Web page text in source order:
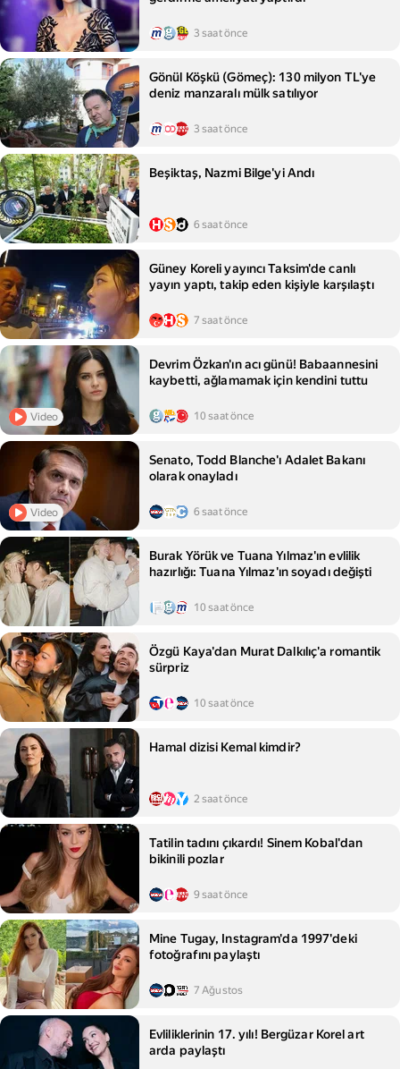
3 saat önce
Gönül Köşkü (Gömeç): 130 milyon TL'ye
deniz manzaralı mülk satılıyor
3 saat önce
Beşiktaş, Nazmi Bilge'yi Andı
6 saat önce
Güney Koreli yayıncı Taksim'de canlı
yayın yaptı, takip eden kişiyle karşılaştı
7 saat önce
Video
Devrim Özkan'ın acı günü! Babaannesini
kaybetti, ağlamamak için kendini tuttu
10 saat önce
Video
Senato, Todd Blanche'ı Adalet Bakanı
olarak onayladı
6 saat önce
Burak Yörük ve Tuana Yılmaz'ın evlilik
hazırlığı: Tuana Yılmaz'ın soyadı değişti
10 saat önce
Özgü Kaya'dan Murat Dalkılıç'a romantik
sürpriz
10 saat önce
Hamal dizisi Kemal kimdir?
2 saat önce
Tatilin tadını çıkardı! Sinem Kobal'dan
bikinili pozlar
9 saat önce
Mine Tugay, Instagram'da 1997'deki
fotoğrafını paylaştı
7 Ağustos
Evliliklerinin 17. yılı! Bergüzar Korel art
arda paylaştı